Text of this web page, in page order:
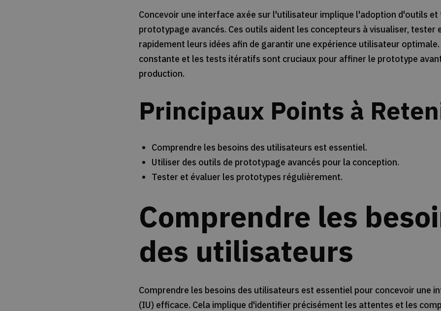
Concevoir une interface axée sur l'utilisateur implique l'adoption d'outils et
prototypage avancés. Ces outils aident les concepteurs à visualiser, tester
rapidement leurs idées afin de garantir une expérience utilisateur
constante et les tests itératifs sont cruciaux pour affiner le prototype
production.
Principaux Points à
Comprendre les besoins des utilisateurs est essentiel.
Utiliser des outils de prototypage avancés pour la conception.
Tester et évaluer les prototypes régulièrement.
Comprendre les
des utilisateurs
Comprendre les besoins des utilisateurs est essentiel pour concevoir une
(IU) efficace. Cela implique d'identifier précisément les attentes et les